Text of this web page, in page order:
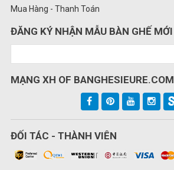
Mua Hàng - Thanh Toán
ĐĂNG KÝ NHẬN MẪU BÀN GHẾ MỚI
MẠNG XH OF BANGHESIEURE.COM
ĐỐI TÁC - THÀNH VIÊN